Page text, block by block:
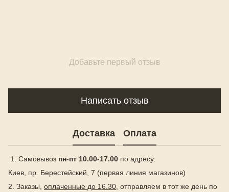
Добавьте первый отзыв
Написать отзыв
Доставка Оплата
1. Самовывоз пн-пт 10.00-17.00 по адресу:
Киев, пр. Берестейский, 7 (первая линия магазинов)
2. Заказы, оплаченные до 16.30, отправляем в тот же день по